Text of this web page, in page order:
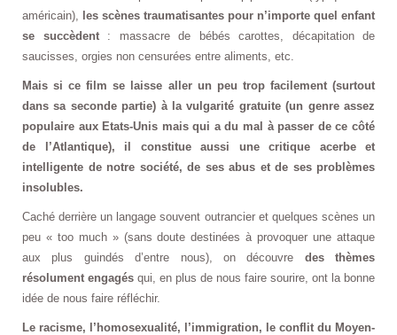
américain), les scènes traumatisantes pour n’importe quel enfant
se succèdent: massacre de bébés carottes, décapitation de
saucisses, orgies non censurées entre aliments, etc.
Mais si ce film se laisse aller un peu trop facilement (surtout
dans sa seconde partie) à la vulgarité gratuite (un genre assez
populaire aux Etats-Unis mais qui a du mal à passer de ce côté
de l’Atlantique), il constitue aussi une critique acerbe et
intelligente de notre société, de ses abus et de ses problèmes
insolubles.
Caché derrière un langage souvent outrancier et quelques scènes un
peu « too much » (sans doute destinées à provoquer une attaque
aux plus guindés d’entre nous), on découvre des thèmes
résolument engagés qui, en plus de nous faire sourire, ont la bonne
idée de nous faire réfléchir.
Le racisme, l’homosexualité, l’immigration, le conflit du Moyen-